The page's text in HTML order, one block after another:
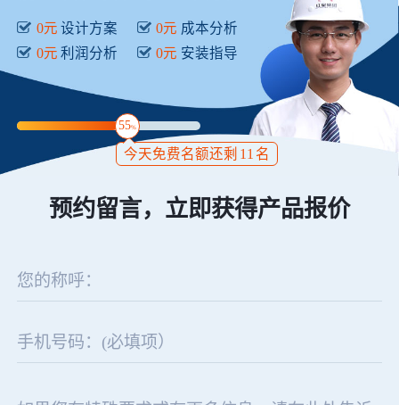
0元 设计方案 0元 成本分析
0元 利润分析 0元 安装指导
55%
今天免费名额还剩 11 名
预约留言，立即获得产品报价